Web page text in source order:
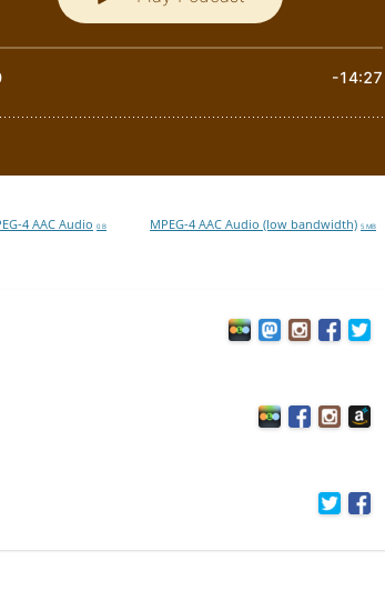
4 AAC Audio 0 B MPEG-4 AAC Audio (low bandwidth) 5 MB